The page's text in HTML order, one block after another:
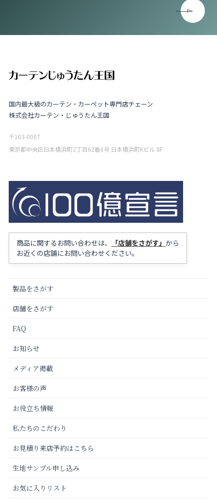
国内最大級のカーテン・カーペット専門店チェーン
株式会社カーテン・じゅうたん王国
〒103-0007
東京都中央区日本橋浜町2丁目62番6号 日本橋浜町Kビル 8F
商品に関するお問い合わせは、 「店舗をさがす」 から
お近くの店舗にお問い合わせください。
製品をさがす
店舗をさがす
FAQ
お知らせ
メディア掲載
お客様の声
お役立ち情報
私たちのこだわり
お見積り来店予約はこちら
生地サンプル申し込み
お気に入りリスト